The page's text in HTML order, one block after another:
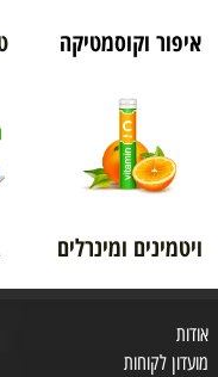
איפור וקוסמטיקה
ויטמינים ומינרלים
אודות
מועדון לקוחות